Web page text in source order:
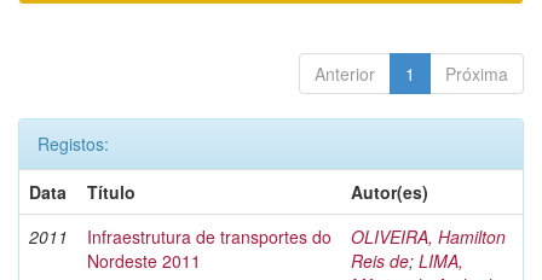
Anterior 1 Próxima
Registos:
Data
Título
Autor(es)
2011
Infraestrutura de transportes do
Nordeste 2011
OLIVEIRA, Hamilton
Reis de; LIMA,